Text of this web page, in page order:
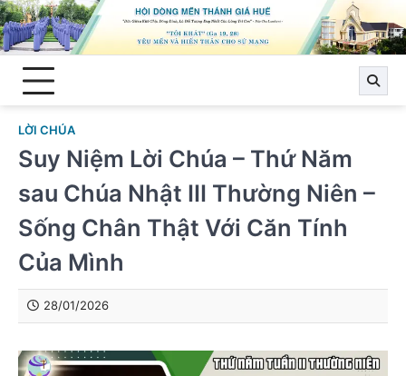
Skip
to
content
LỜI CHÚA
Suy Niệm Lời Chúa – Thứ Năm
sau Chúa Nhật III Thường Niên –
Sống Chân Thật Với Căn Tính
Của Mình
28/01/2026